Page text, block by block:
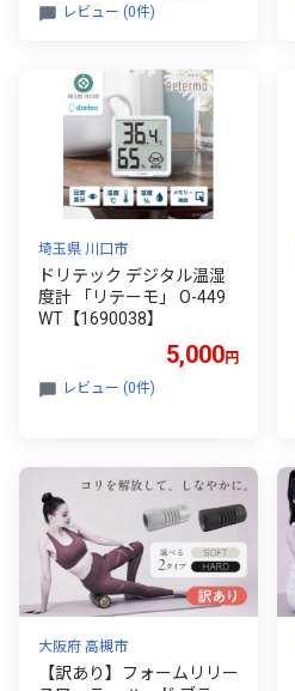
レビュー (0件)
埼玉県 川口市
ドリテック デジタル温湿
度計 「リテーモ」 O-449
WT【1690038】
5,000円
レビュー (0件)
大阪府 高槻市
【訳あり】フォームリリー